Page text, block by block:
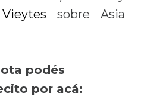
sobre Asia
podés
por acá: